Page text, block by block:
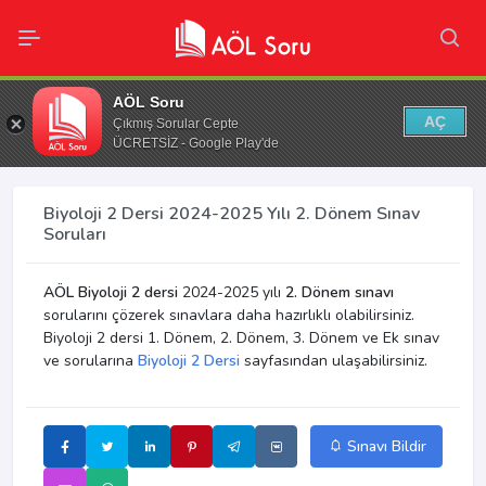
AÖL Soru
Çıkmış Sorular Cepte
ÜCRETSİZ - Google Play'de
AÇ
Biyoloji 2 Dersi 2024-2025 Yılı 2. Dönem Sınav
Soruları
AÖL Biyoloji 2 dersi 2024-2025 yılı 2. Dönem sınavı
sorularını çözerek sınavlara daha hazırlıklı olabilirsiniz.
Biyoloji 2 dersi 1. Dönem, 2. Dönem, 3. Dönem ve Ek sınav
ve sorularına Biyoloji 2 Dersi sayfasından ulaşabilirsiniz.
Sınavı Bildir